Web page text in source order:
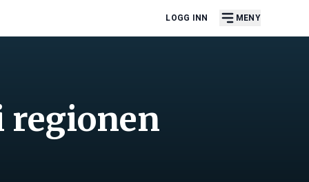
LOGG INN MENY
regionen